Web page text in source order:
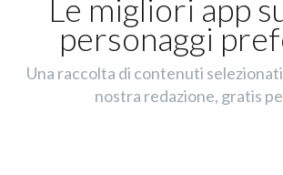
Le migliori app
personaggi
Una raccolta di contenuti
nostra redazione, gratis